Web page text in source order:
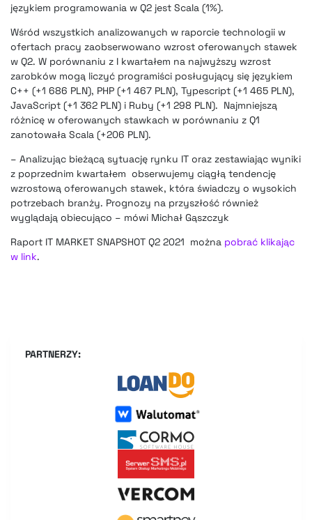
językiem programowania w Q2 jest Scala (1%).
Wśród wszystkich analizowanych w raporcie technologii w
ofertach pracy zaobserwowano wzrost oferowanych stawek
w Q2. W porównaniu z I kwartałem na najwyższy wzrost
zarobków mogą liczyć programiści posługujący się językiem
C++ (+1 686 PLN), PHP (+1 467 PLN), Typescript (+1 465 PLN),
JavaScript (+1 362 PLN) i Ruby (+1 298 PLN). Najmniejszą
różnicę w oferowanych stawkach w porównaniu z Q1
zanotowała Scala (+206 PLN).
– Analizując bieżącą sytuację rynku IT oraz zestawiając wyniki
z poprzednim kwartałem obserwujemy ciągłą tendencję
wzrostową oferowanych stawek, która świadczy o wysokich
potrzebach branży. Prognozy na przyszłość również
wyglądają obiecująco – mówi Michał Gąszczyk
Raport IT MARKET SNAPSHOT Q2 2021 można pobrać klikając
w link.
PARTNERZY: